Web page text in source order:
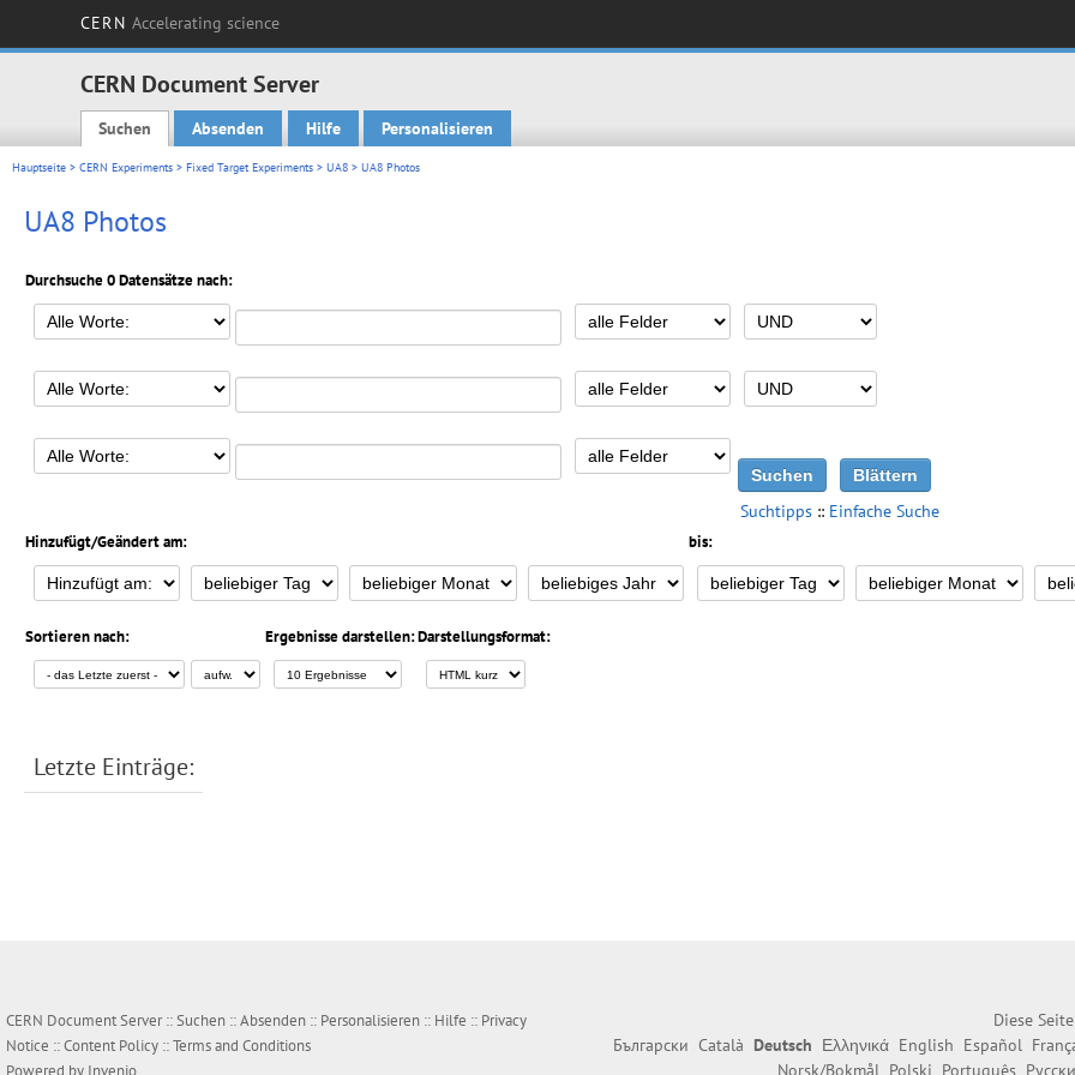
CERN Accelerating science
CERN Document Server
Main menu
Suchen Absenden Hilfe Personalisieren
Hauptseite > CERN Experiments > Fixed Target Experiments > UA8 > UA8 Photos
UA8 Photos
Durchsuche 0 Datensätze nach:
Suchtipps :: Einfache Suche
Hinzufügt/Geändert am: bis:
Sortieren nach: Ergebnisse darstellen:Darstellungsformat:
Letzte Einträge:
CERN Document Server ::Suchen ::Absenden :: Personalisieren :: Hilfe :: Privacy
Notice ::Content Policy ::Terms and Conditions
Diese
Български Català Deutsch Ελληνικά English Español
Norsk/Bokmål Polski Português